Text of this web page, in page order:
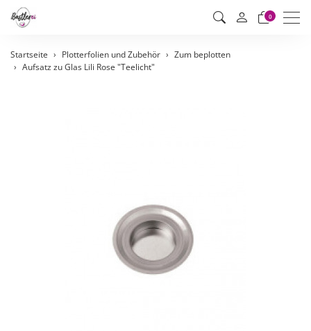
0
Startseite Plotterfolien und Zubehör
Zum beplotten
Aufsatz zu Glas Lili Rose "Teelicht"